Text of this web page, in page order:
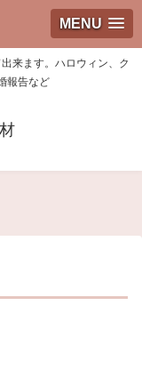
MENU
来ます。ハロウィン、ク
報告など